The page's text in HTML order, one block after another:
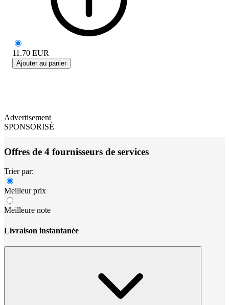
11.70 EUR
Ajouter au panier
Advertisement
SPONSORISÉ
Offres de 4 fournisseurs de services
Trier par:
Meilleur prix
Meilleure note
Livraison instantanée